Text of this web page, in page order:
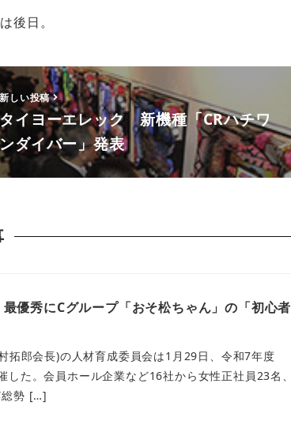
後日。
新しい投稿
タイヨーエレック 新機種「CRハチワ
ンダイバー」発表
優秀にCグループ「おそ松ちゃん」の「初心者
拓郎会長)の人材育成委員会は1月29日、令和7年度
した。会員ホール企業など16社から女性正社員23名、
総勢 […]